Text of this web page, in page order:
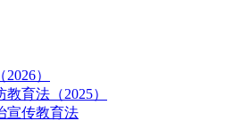
）
育法（2025）
宣传教育法